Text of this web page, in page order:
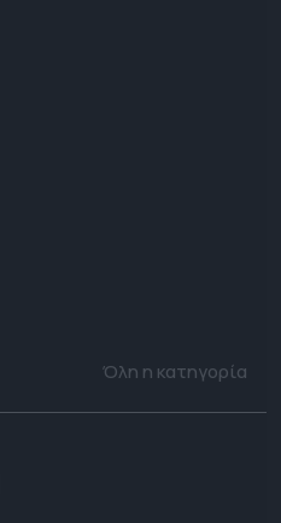
Όλη η κατηγορία